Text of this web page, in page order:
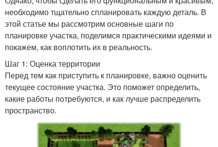
необходимо тщательно спланировать каждую деталь. В
этой статье мы рассмотрим основные шаги по
планировке участка, поделимся практическими идеями и
покажем, как воплотить их в реальность.
Шаг 1: Оценка территории
Перед тем как приступить к планировке, важно оценить
текущее состояние участка. Это поможет определить,
какие работы потребуются, и как лучше распределить
пространство.